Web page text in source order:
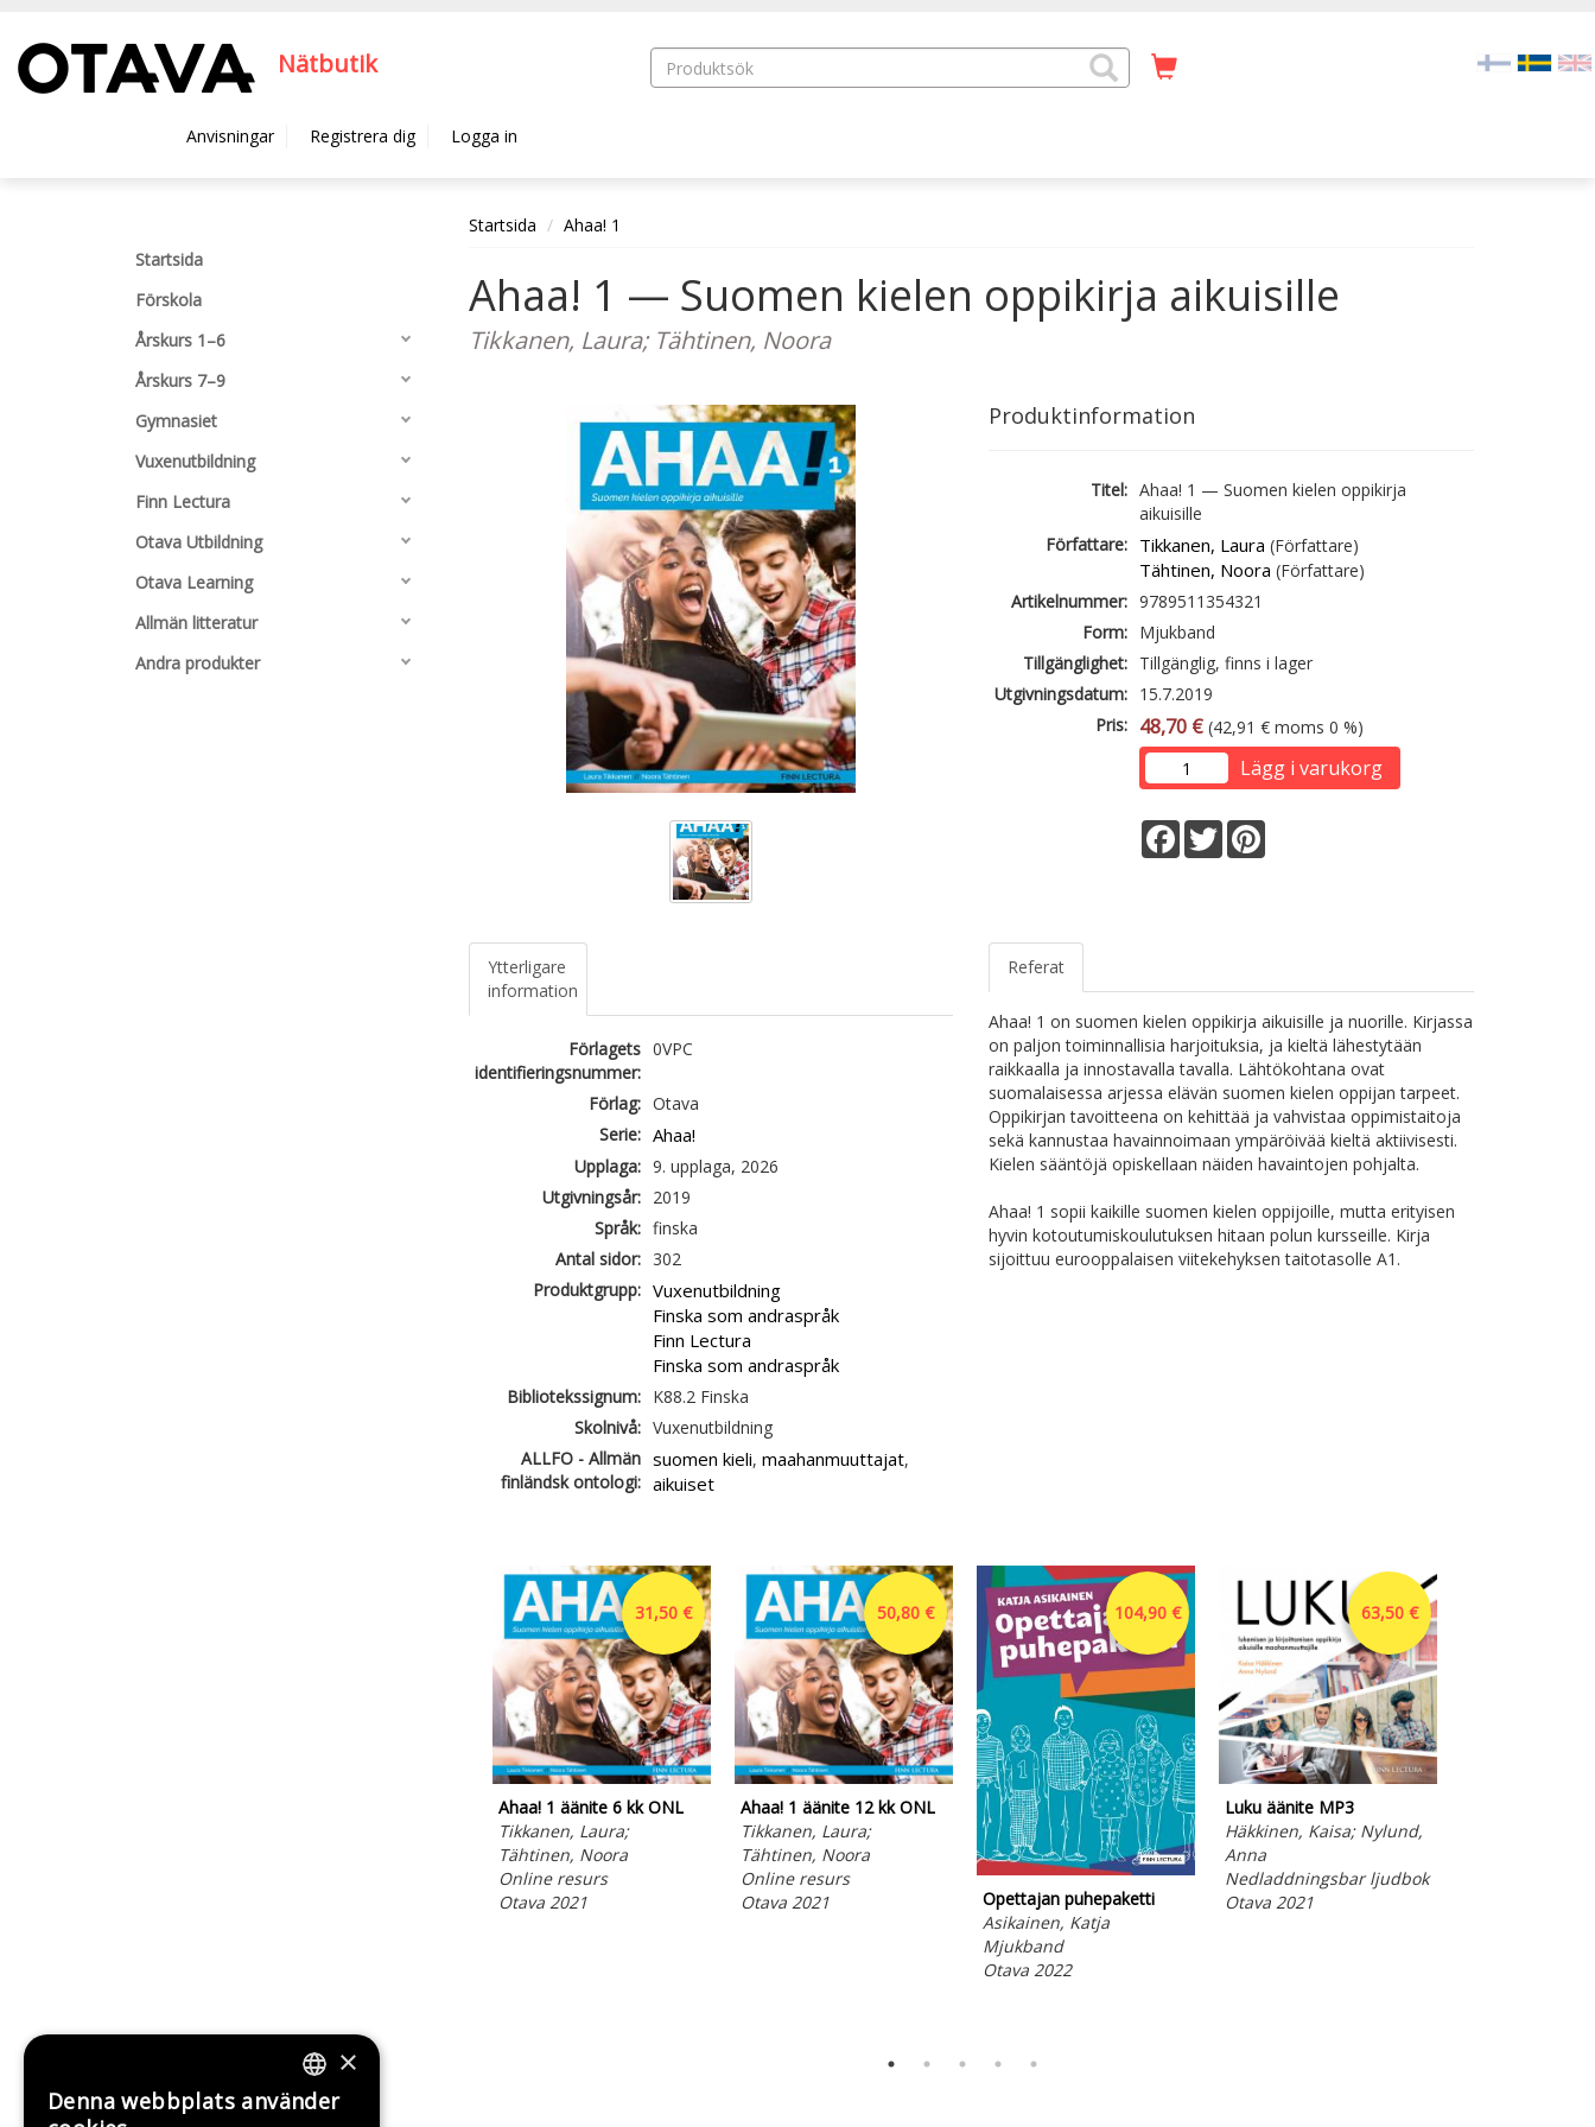
Nätbutik
Anvisningar Registrera dig Logga in
Startsida
Förskola
Årskurs 1–6
Årskurs 7–9
Gymnasiet
Vuxenutbildning
Finn Lectura
Otava Utbildning
Otava Learning
Allmän litteratur
Andra produkter
Startsida Ahaa! 1
Ahaa! 1 — Suomen kielen oppikirja aikuisille
Tikkanen, Laura; Tähtinen, Noora
Produktinformation
Titel: Ahaa! 1 — Suomen kielen oppikirja
aikuisille
Författare: Tikkanen, Laura (Författare)
Tähtinen, Noora (Författare)
Artikelnummer: 9789511354321
Form: Mjukband
Tillgänglighet: Tillgänglig, finns i lager
Utgivningsdatum: 15.7.2019
Pris: 48,70 € (42,91 € moms 0 %)
Lägg i varukorg
Facebook
Twitter
Ytterligare
information
Förlagets
identifieringsnummer:
0VPC
Förlag: Otava
Serie: Ahaa!
Upplaga: 9. upplaga, 2026
Utgivningsår:
2019
Språk: finska
Antal sidor:
302
Produktgrupp: Vuxenutbildning
Finska som andraspråk
Finn Lectura
Finska som andraspråk
Bibliotekssignum:
K88.2 Finska
Skolnivå: Vuxenutbildning
ALLFO - Allmän
finländsk ontologi:
suomen kieli, maahanmuuttajat,
aikuiset
Referat
Ahaa! 1 on suomen kielen oppikirja aikuisille ja nuorille. Kirjassa
on paljon toiminnallisia harjoituksia, ja kieltä lähestytään
raikkaalla ja innostavalla tavalla. Lähtökohtana ovat
suomalaisessa arjessa elävän suomen kielen oppijan tarpeet.
Oppikirjan tavoitteena on kehittää ja vahvistaa oppimistaitoja
sekä kannustaa havainnoimaan ympäröivää kieltä aktiivisesti.
Kielen sääntöjä opiskellaan näiden havaintojen pohjalta.
Ahaa! 1 sopii kaikille suomen kielen oppijoille, mutta erityisen
hyvin kotoutumiskoulutuksen hitaan polun kursseille. Kirja
sijoittuu eurooppalaisen viitekehyksen taitotasolle A1.
31,50 €
Ahaa! 1 äänite 6 kk ONL
Tikkanen, Laura;
Tähtinen, Noora
Online resurs
Otava 2021
50,80 €
Ahaa! 1 äänite 12 kk ONL
Tikkanen, Laura;
Tähtinen, Noora
Online resurs
Otava 2021
104,90 €
Opettajan puhepaketti
Asikainen, Katja
Mjukband
Otava 2022
63,50 €
Luku äänite MP3
Häkkinen, Kaisa; Nylund,
Anna
Nedladdningsbar ljudbok
Otava 2021
FINNISH
×
Denna webbplats använder